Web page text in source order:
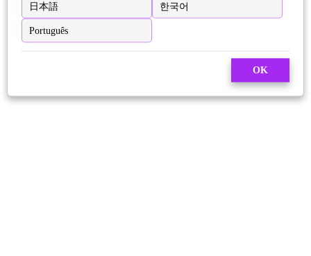
日本語 한국어
Português
OK